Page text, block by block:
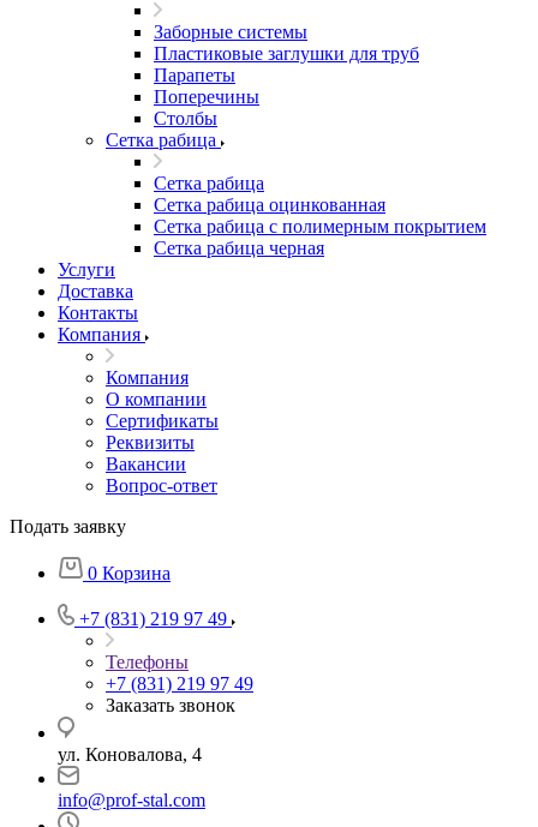
Заборные системы
Пластиковые заглушки для труб
Парапеты
Поперечины
Столбы
Сетка рабица
Сетка рабица
Сетка рабица оцинкованная
Сетка рабица с полимерным покрытием
Сетка рабица черная
Услуги
Доставка
Контакты
Компания
Компания
О компании
Сертификаты
Реквизиты
Вакансии
Вопрос-ответ
Подать заявку
0 Корзина
+7 (831) 219 97 49
Телефоны
+7 (831) 219 97 49
Заказать звонок
ул. Коновалова, 4
info@prof-stal.com